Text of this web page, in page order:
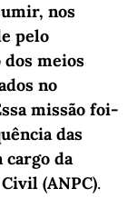
nos
pelo
dos meios
no
missão foi-
das
cargo da
(ANPC).